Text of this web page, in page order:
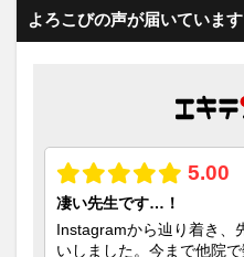
よろこびの声が届いています